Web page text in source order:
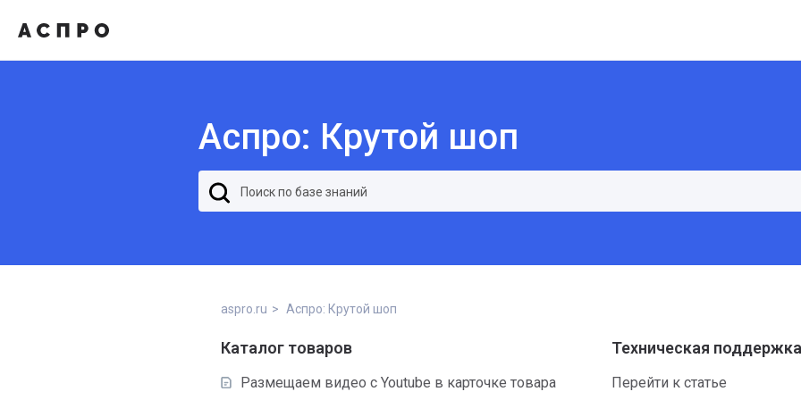
Аспро: Крутой шоп
aspro.ru Аспро: Крутой шоп
Каталог товаров
Размещаем видео с Youtube в карточке товара
Техническая поддержка
Перейти к статье